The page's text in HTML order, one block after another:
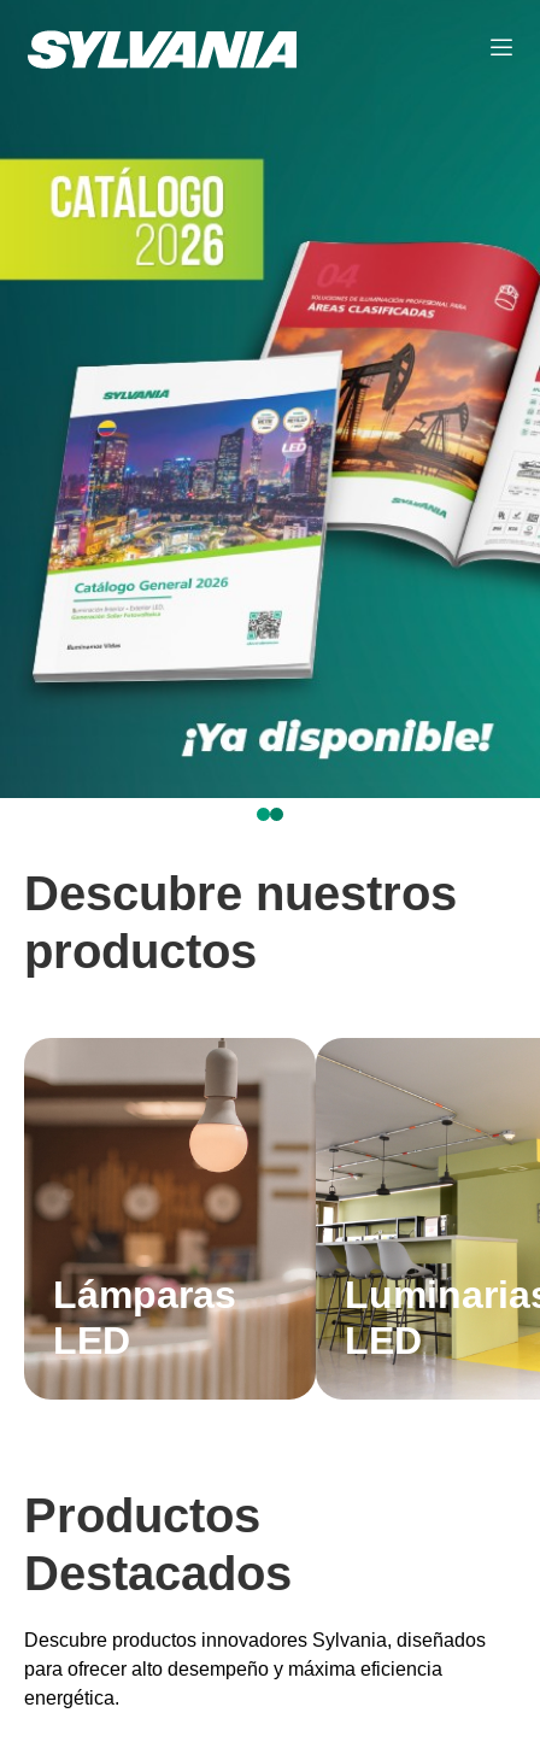
Descubre nuestros
productos
Lámparas
LED
LED
Productos
Destacados
Descubre productos innovadores Sylvania, diseñados
para ofrecer alto desempeño y máxima eficiencia
energética.